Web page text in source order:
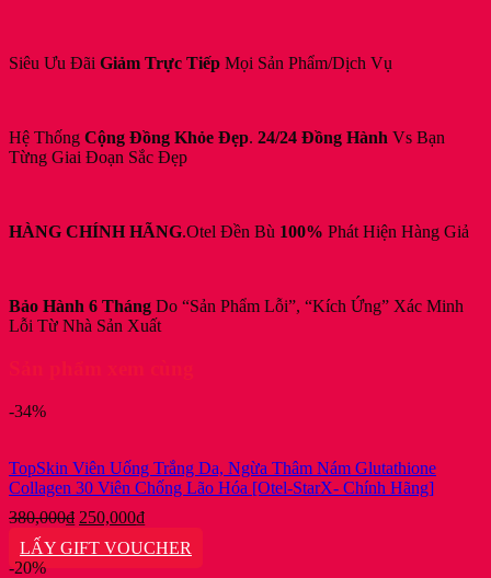
Siêu Ưu Đãi Giảm Trực Tiếp Mọi Sản Phẩm/Dịch Vụ
Hệ Thống Cộng Đồng Khỏe Đẹp. 24/24 Đồng Hành Vs Bạn
Từng Giai Đoạn Sắc Đẹp
HÀNG CHÍNH HÃNG.Otel Đền Bù 100% Phát Hiện Hàng Giả
Bảo Hành 6 Tháng Do “Sản Phẩm Lỗi”, “Kích Ứng” Xác Minh
Lỗi Từ Nhà Sản Xuất
-34%
TopSkin Viên Uống Trắng Da, Ngừa Thâm Nám Glutathione
Collagen 30 Viên Chống Lão Hóa [Otel-StarX- Chính Hãng]
380,000₫ Giá
là:
250,000₫Giá
tại
LẤY GIFT VOUCHER
-20%